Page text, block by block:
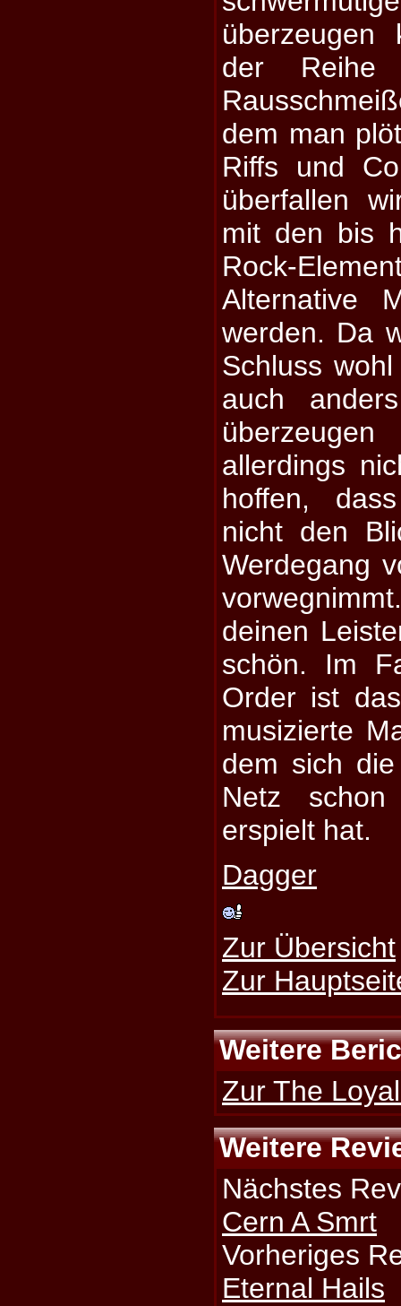
überzeugen
der
dem man
Riffs und
überfallen
mit den bis
Rock-
Alternative
werden. Da
Schluss
auch
allerdings
hoffen,
nicht den
Werdegang
deinen
schön. Im
Order ist
musizierte
dem sich
Netz
erspielt hat.
Dagger
Zur Übersicht
Zur
Weitere
Zur The
Weitere
Nächstes
Cern A Smrt
Vorheriges
Eternal Hails